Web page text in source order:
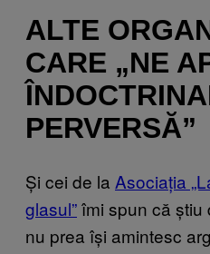
ALTE
CARE „NE
PERVERSĂ”
Și cei de la Asociația
glasul”îmi spun că știu
nu prea își amintesc